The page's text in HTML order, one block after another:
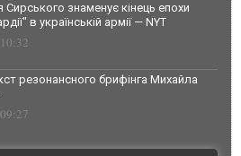
Сирського знаменує кінець епохи
в українській армії — NYT
резонансного брифінга Михайла